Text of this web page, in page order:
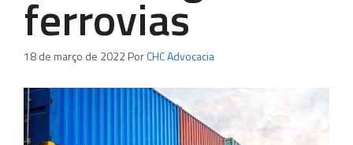
ferrovias
18 de março de 2022PorCHC Advocacia